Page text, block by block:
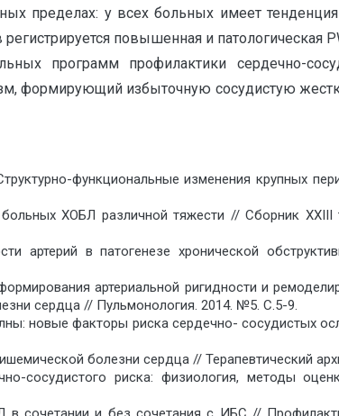
пределах: у всех больных имеет
повышенная и патологическая
программ профилактики сердечно-
формирующий избыточную сосудистую
функциональные изменения крупных
ХОБЛ различной тяжести // Сборник XXIII
в патогенезе хронической
артериальной ригидности и
сердца // Пульмонология. 2014. №5. С.5-9.
новые факторы риска сердечно- сосудистых
болезни сердца // Терапевтический
сосудистого риска: физиология, методы